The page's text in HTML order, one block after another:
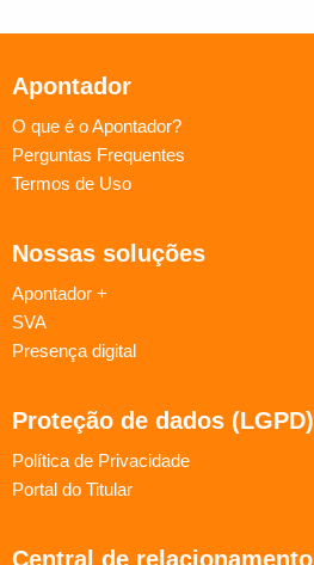
Apontador
O que é o Apontador?
Perguntas Frequentes
Termos de Uso
Nossas soluções
Apontador +
SVA
Presença digital
Proteção de dados (LGPD)
Política de Privacidade
Portal do Titular
Central de relacionamento